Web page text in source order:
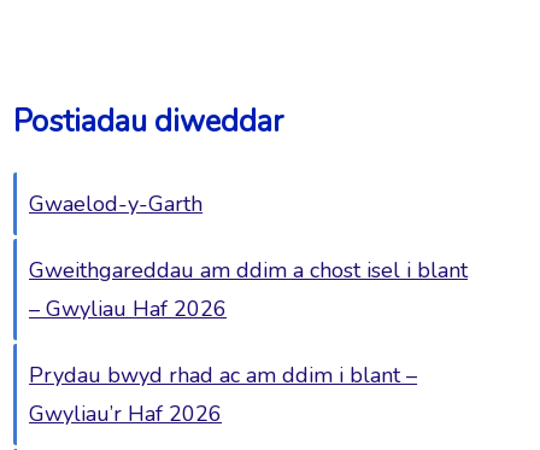
Postiadau diweddar
Gwaelod-y-Garth
Gweithgareddau am ddim a chost isel i blant
– Gwyliau Haf 2026
Prydau bwyd rhad ac am ddim i blant –
Gwyliau’r Haf 2026